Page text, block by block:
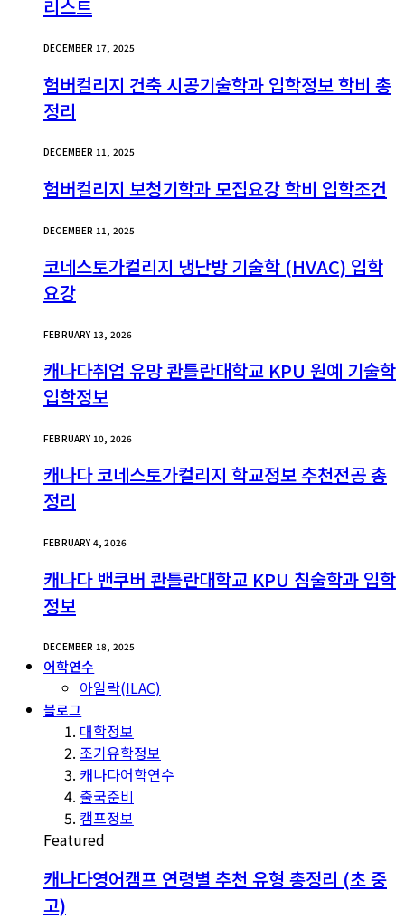
리스트
DECEMBER 17, 2025
험버컬리지 건축 시공기술학과 입학정보 학비 총
정리
DECEMBER 11, 2025
험버컬리지 보청기학과 모집요강 학비 입학조건
DECEMBER 11, 2025
코네스토가컬리지 냉난방 기술학 (HVAC) 입학
요강
FEBRUARY 13, 2026
캐나다취업 유망 콴틀란대학교 KPU 원예 기술학
입학정보
FEBRUARY 10, 2026
캐나다 코네스토가컬리지 학교정보 추천전공 총
정리
FEBRUARY 4, 2026
캐나다 밴쿠버 콴틀란대학교 KPU 침술학과 입학
정보
DECEMBER 18, 2025
어학연수
아일락(ILAC)
블로그
대학정보
조기유학정보
캐나다어학연수
출국준비
캠프정보
Featured
캐나다영어캠프 연령별 추천 유형 총정리 (초 중
고)